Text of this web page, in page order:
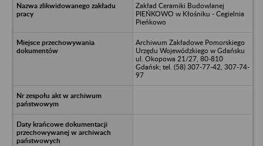
Zakład Ceramiki Budowlanej
PIEŃKOWO w Kłośniku - Cegielnia
Pieńkowo
Archiwum Zakładowe Pomorskiego
Urzędu Wojewódzkiego w Gdańsku
ul. Okopowa 21/27, 80-810
Gdańsk; tel. (58) 307-77-42, 307-74-
97